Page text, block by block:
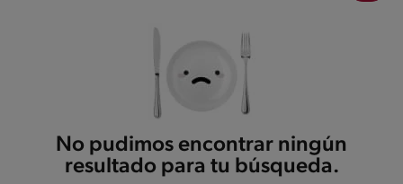
No pudimos encontrar ningún
resultado para tu búsqueda.